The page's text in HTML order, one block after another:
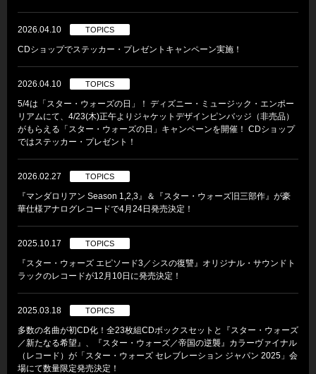
2026.04.10 TOPICS
CDショップでステッカー・プレゼントキャンペーン実施！
2026.04.10 TOPICS
5/4は「スター・ウォーズの日」！ ディズニー・ミュージック・エンポー
リアムにて、4/23(木)正午よりジャケットデザインピンバッジ（非売品）
がもらえる「スター・ウォーズの日」キャンペーンを開催！ CDショップ
ではステッカー・プレゼント！
2026.02.27 TOPICS
『マンダロリアン Season 1,2,3』＆『スター・ウォーズ旧三部作』が豪
華仕様アナログレコードで4月24日発売決定！
2025.10.17 TOPICS
『スター・ウォーズ エピソード3／シスの復讐』オリジナル・サウンドト
ラックのレコードが12月10日に発売決定！
2025.03.18 TOPICS
多数の名曲が初CD化！全23枚組CDボックスセットと『スター・ウォーズ
／新たなる希望』、『スター・ウォーズ／帝国の逆襲』カラーヴァイナル
（レコード）が「スター・ウォーズ セレブレーション ジャパン 2025」会
場にて数量限定発売決定！